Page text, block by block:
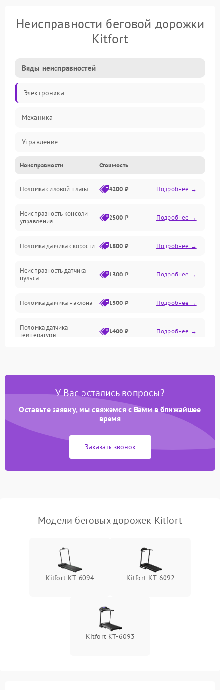
Неисправности беговой дорожки
Kitfort
Виды неисправностей
Электроника
Механика
Управление
Электропитание
Электрика
Механические повреждения
Неисправности Стоимость
Поломка силовой платы 4200 ₽ Подробнее →
Неисправность консоли
управления
2500 ₽ Подробнее →
Поломка датчика скорости 1800 ₽ Подробнее →
Неисправность датчика
пульса
1300 ₽ Подробнее →
Поломка датчика наклона 1500 ₽ Подробнее →
Поломка датчика
температуры
1400 ₽ Подробнее →
Поломка датчика наклона
1500 ₽ Подробнее →
Поломка датчика шагов Подробнее →
Неисправность системы
У Вас остались вопросы?
Оставьте заявку, мы свяжемся с Вами в ближайшее
время
Заказать звонок
Модели беговых дорожек Kitfort
Kitfort КТ-6094 Kitfort КТ-6092
Kitfort КТ-6093